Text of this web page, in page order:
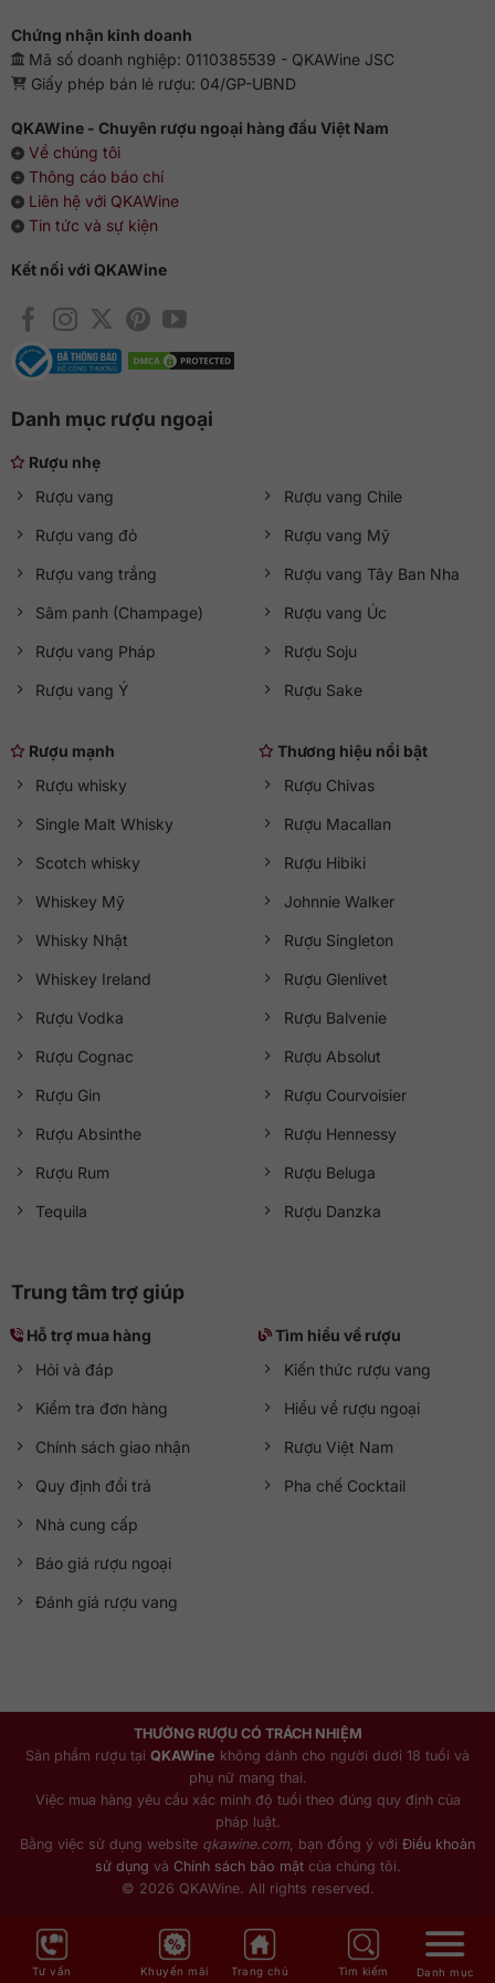
Chứng nhận kinh doanh
Mã số doanh nghiệp: 0110385539 - QKAWine JSC
Giấy phép bán lẻ rượu: 04/GP-UBND
QKAWine - Chuyên rượu ngoại hàng đầu Việt Nam
Về chúng tôi
Thông cáo báo chí
Liên hệ với QKAWine
Tin tức và sự kiện
Kết nối với QKAWine
Danh mục rượu ngoại
Rượu nhẹ
Rượu vang
Rượu vang đỏ
Rượu vang trắng
Sâm panh (Champage)
Rượu vang Pháp
Rượu vang Ý
Rượu vang Chile
Rượu vang Mỹ
Rượu vang Tây Ban Nha
Rượu vang Úc
Rượu Soju
Rượu Sake
Rượu mạnh
Rượu whisky
Single Malt Whisky
Scotch whisky
Whiskey Mỹ
Whisky Nhật
Whiskey Ireland
Rượu Vodka
Rượu Cognac
Rượu Gin
Rượu Absinthe
Rượu Rum
Tequila
Thương hiệu nổi bật
Rượu Chivas
Rượu Macallan
Rượu Hibiki
Johnnie Walker
Rượu Singleton
Rượu Glenlivet
Rượu Balvenie
Rượu Absolut
Rượu Courvoisier
Rượu Hennessy
Rượu Beluga
Rượu Danzka
Trung tâm trợ giúp
Hỗ trợ mua hàng
Hỏi và đáp
Kiểm tra đơn hàng
Chính sách giao nhận
Quy định đổi trả
Nhà cung cấp
Báo giá rượu ngoại
Đánh giá rượu vang
Tìm hiểu về rượu
Kiến thức rượu vang
Hiểu về rượu ngoại
Rượu Việt Nam
Pha chế Cocktail
THƯỞNG RƯỢU CÓ TRÁCH NHIỆM
Sản phẩm rượu tại QKAWine không dành cho người dưới 18 tuổi và
phụ nữ mang thai.
Việc mua hàng yêu cầu xác minh độ tuổi theo đúng quy định của
pháp luật.
Bằng việc sử dụng website qkawine.com , bạn đồng ý với Điều khoản
sử dụng và Chính sách bảo mậtcủa chúng tôi.
© 2026 QKAWine. All rights reserved.
Tư vấn Khuyến mãi Trang chủ Tìm kiếm Danh mục